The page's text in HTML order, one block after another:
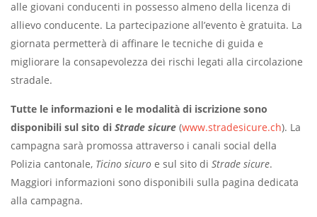
alle giovani conducenti in possesso almeno della licenza di
allievo conducente. La partecipazione all’evento è gratuita. La
giornata permetterà di affinare le tecniche di guida e
migliorare la consapevolezza dei rischi legati alla circolazione
stradale.
Tutte le informazioni e le modalità di iscrizione sono
disponibili sul sito di Strade sicure (www.stradesicure.ch). La
campagna sarà promossa attraverso i canali social della
Polizia cantonale, Ticino sicuro e sul sito di Strade sicure.
Maggiori informazioni sono disponibili sulla pagina dedicata
alla campagna.